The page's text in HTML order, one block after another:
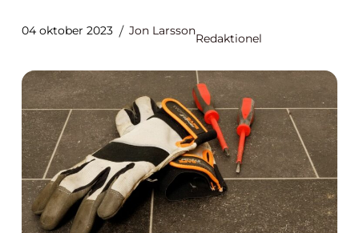
04 oktober 2023 Jon Larsson
Redaktionel